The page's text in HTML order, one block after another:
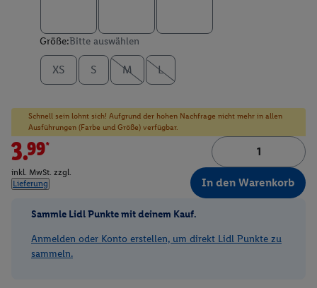
Größe:Bitte auswählen
XS S M L
Schnell sein lohnt sich! Aufgrund der hohen Nachfrage nicht mehr in allen
Ausführungen (Farbe und Größe) verfügbar.
3.99*
inkl. MwSt. zzgl.
Lieferung
In den Warenkorb
Sammle Lidl Punkte mit deinem Kauf.
Anmelden oder Konto erstellen, um direkt Lidl Punkte zu
sammeln.